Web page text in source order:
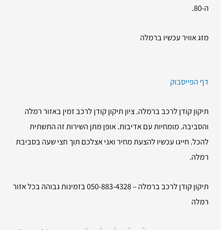
ה-80.
מזג אוויר עכשיו ברמלה
דף הפייסבוק
תיקון קודן לרכב ברמלה. ציון תיקון קודן לרכב זמין באזור רמלה
והסביבה. מומחיות עם אדיבות. אופן מתן השירות זה התשתית
להכל. חייגו עכשיו להצעת מחיר ואני אצלכם תוך חצי שעה בסביבת
רמלה.
תיקון קודן לרכב ברמלה – 050-883-4328 בזמינות גבוהה בכל אזור
רמלה